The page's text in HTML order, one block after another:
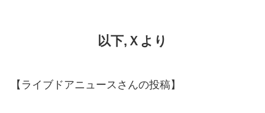
以下,Ｘより
【ライブドアニュースさんの投稿】